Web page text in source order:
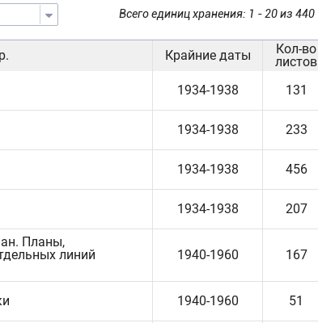
Всего единиц хранения: 1 - 20 из 440
Крайние даты
Кол-во
листов
1934-1938 131
1934-1938 233
1934-1938 456
1934-1938 207
Планы,
линий
1940-1960 167
1940-1960 51